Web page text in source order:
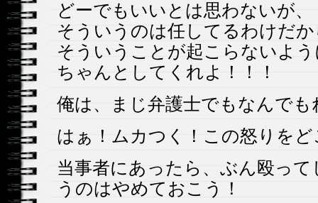
どーでもいいとは思わないが、
そういうのは任してるわけだ
そういうことが起こらないよ
ちゃんとしてくれよ！！！
俺は、まじ弁護士でもなんでも
はぁ！ムカつく！この怒りを
当事者にあったら、ぶん殴っ
うのはやめておこう！